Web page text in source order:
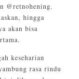
@retnohening.
hingga
akan bisa
keseharian
rasa rindu